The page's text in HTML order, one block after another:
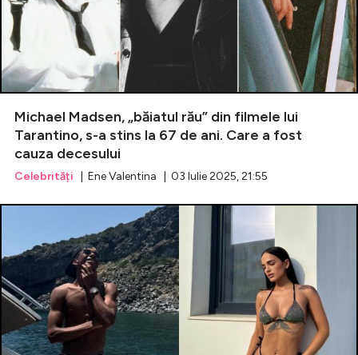
Celebrități
Breaking News
Intră în cont
Creează cont
Michael Madsen, „băiatul rău” din filmele lui
Tarantino, s-a stins la 67 de ani. Care a fost
cauza decesului
Celebrități | Ene Valentina | 03 Iulie 2025, 21:55